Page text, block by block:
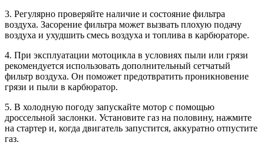
3. Регулярно проверяйте наличие и состояние фильтра
воздуха. Засорение фильтра может вызвать плохую подачу
воздуха и ухудшить смесь воздуха и топлива в карбюраторе.
4. При эксплуатации мотоцикла в условиях пыли или грязи
рекомендуется использовать дополнительный сетчатый
фильтр воздуха. Он поможет предотвратить проникновение
грязи и пыли в карбюратор.
5. В холодную погоду запускайте мотор с помощью
дроссельной заслонки. Установите газ на половину, нажмите
на стартер и, когда двигатель запустится, аккуратно отпустите
газ.